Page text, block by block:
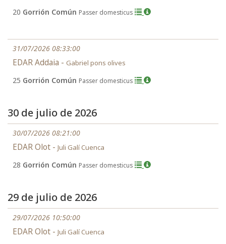
20 Gorrión Común Passer domesticus
31/07/2026 08:33:00
EDAR Addaia - Gabriel pons olives
25 Gorrión Común Passer domesticus
30 de julio de 2026
30/07/2026 08:21:00
EDAR Olot - Juli Galí Cuenca
28 Gorrión Común Passer domesticus
29 de julio de 2026
29/07/2026 10:50:00
EDAR Olot - Juli Galí Cuenca